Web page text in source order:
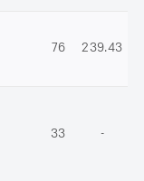
76 239.43
33 -